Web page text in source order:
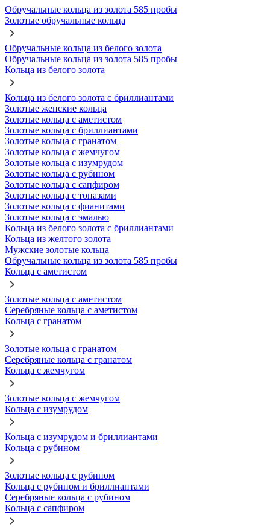
Обручальные кольца из золота 585 пробы
Золотые обручальные кольца
Обручальные кольца из белого золота
Обручальные кольца из золота 585 пробы
Кольца из белого золота
Кольца из белого золота с бриллиантами
Золотые женские кольца
Золотые кольца с аметистом
Золотые кольца с бриллиантами
Золотые кольца с гранатом
Золотые кольца с жемчугом
Золотые кольца с изумрудом
Золотые кольца с рубином
Золотые кольца с сапфиром
Золотые кольца с топазами
Золотые кольца с фианитами
Золотые кольца с эмалью
Кольца из белого золота с бриллиантами
Кольца из желтого золота
Мужские золотые кольца
Обручальные кольца из золота 585 пробы
Кольца с аметистом
Золотые кольца с аметистом
Серебряные кольца с аметистом
Кольца с гранатом
Золотые кольца с гранатом
Серебряные кольца с гранатом
Кольца с жемчугом
Золотые кольца с жемчугом
Кольца с изумрудом
Кольца с изумрудом и бриллиантами
Кольца с рубином
Золотые кольца с рубином
Кольца с рубином и бриллиантами
Серебряные кольца с рубином
Кольца с сапфиром